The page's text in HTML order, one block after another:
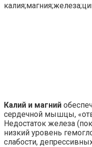
Калий и магний
сердечной мышцы,
Недостаток железа
низкий уровень
слабости,